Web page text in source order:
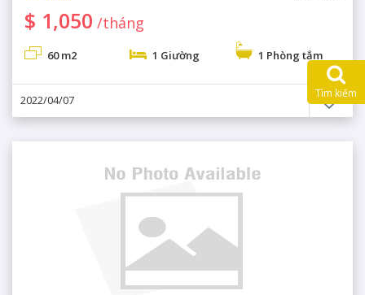
tập golf.
$ 1,050 /tháng
60 m2 1 Giường 1 Phòng tắm
2022/04/07 Tìm kiếm